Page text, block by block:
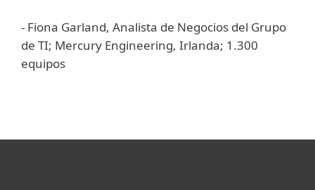
- Fiona Garland, Analista de Negocios del Grupo
de TI; Mercury Engineering, Irlanda; 1.300
equipos